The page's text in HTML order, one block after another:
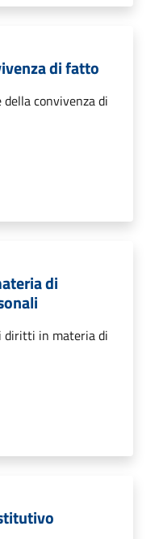
di fatto
convivenza di
di
diritti in materia di